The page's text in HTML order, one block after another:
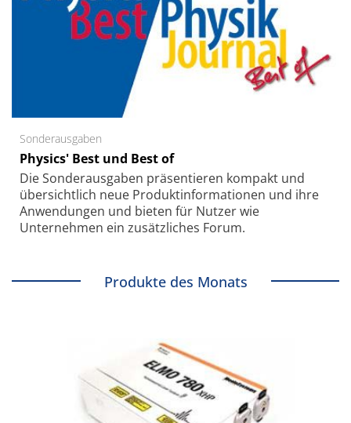
Sonderausgaben
Physics' Best und Best of
Die Sonder­ausgaben präsentieren kompakt und
übersichtlich neue Produkt­informationen und ihre
Anwendungen und bieten für Nutzer wie
Unternehmen ein zusätzliches Forum.
Produkte des Monats